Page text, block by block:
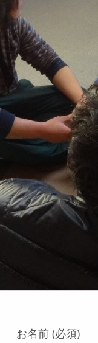
お名前 (必須)